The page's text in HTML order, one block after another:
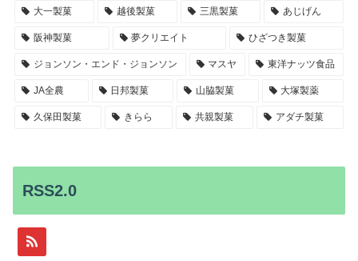
大一製菓 越後製菓 三黒製菓 あじげん
阪神製菓 夢クリエイト ひざつき製菓
ジョンソン・エンド・ジョンソン マスヤ 東洋ナッツ食品
JA全農 日邦製菓 山脇製菓 大塚製薬
久保田製菓 きらら 共親製菓 アダチ製菓
RSS2.0